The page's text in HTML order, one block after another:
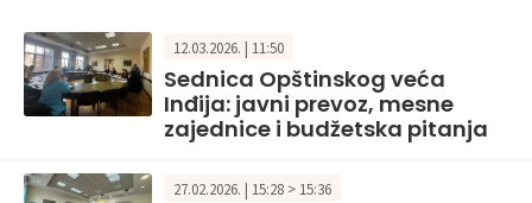
12.03.2026. | 11:50
Sednica Opštinskog veća
Inđija: javni prevoz, mesne
zajednice i budžetska pitanja
27.02.2026. | 15:28 > 15:36